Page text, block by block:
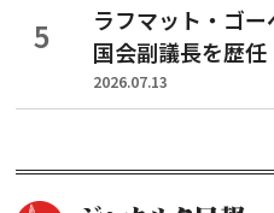
ラフマット・ゴー
国会副議長を歴任
2026.07.13